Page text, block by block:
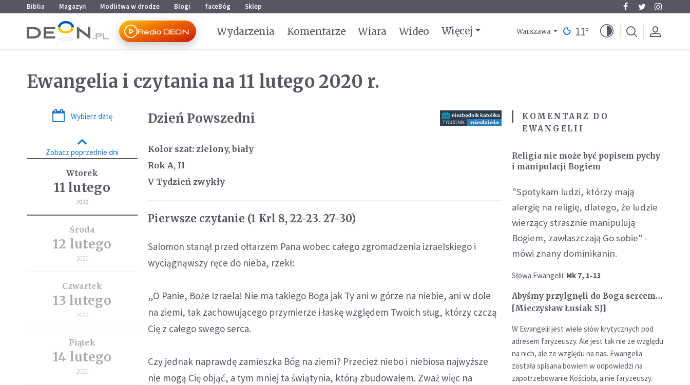
Przejdź do menu głównego
Przejdź do treści
Biblia Magazyn Modlitwa w drodze Blogi faceBóg Sklep
Radio DEON Wydarzenia Komentarze Wiara Wideo Więcej Warszawa 11°
Ewangelia i czytania na 11 lutego 2020 r.
Wybierz datę
Zobacz poprzednie dni
Wtorek
11 lutego
2020
Środa
12 lutego
2020
Czwartek
13 lutego
2020
Piątek
14 lutego
2020
Dzień Powszedni
Kolor szat: zielony, biały
Rok A, II
V Tydzień zwykły
Pierwsze czytanie (1 Krl 8, 22-23. 27-30)
Salomon stanął przed ołtarzem Pana wobec całego zgromadzenia izraelskiego i
wyciągnąwszy ręce do nieba, rzekł:
„O Panie, Boże Izraela! Nie ma takiego Boga jak Ty ani w górze na niebie, ani w dole
na ziemi, tak zachowującego przymierze i łaskę względem Twoich sług, którzy czczą
Cię z całego swego serca.
Czy jednak naprawdę zamieszka Bóg na ziemi? Przecież niebo i niebiosa najwyższe
nie mogą Cię objąć, a tym mniej ta świątynia, którą zbudowałem. Zważ więc na
KOMENTARZ DO
EWANGELII
Religia nie może być popisem pychy
i manipulacji Bogiem
"Spotykam ludzi, którzy mają
alergię na religię, dlatego, że ludzie
wierzący strasznie manipulują
Bogiem, zawłaszczają Go sobie" -
mówi znany dominikanin.
Słowa Ewangelii: Mk 7, 1-13
Abyśmy przylgnęli do Boga sercem…
[Mieczysław Łusiak SJ]
​W Ewangelii jest wiele słów krytycznych pod
adresem faryzeuszy. Ale jest tak nie ze względu
na nich, ale ze względu na nas. Ewangelia
została spisana bowiem w odpowiedzi na
zapotrzebowanie Kościoła, a nie faryzeuszy.